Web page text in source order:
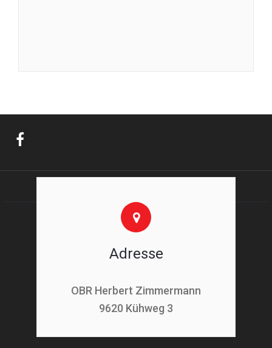
Adresse
OBR Herbert Zimmermann
9620 Kühweg 3